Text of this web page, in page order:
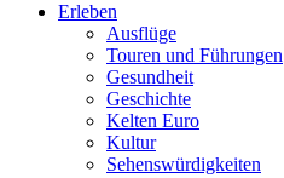
Erleben
Ausflüge
Touren und Führungen
Gesundheit
Geschichte
Kelten Euro
Kultur
Sehenswürdigkeiten